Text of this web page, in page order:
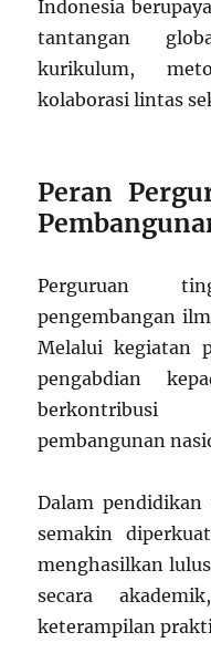
Indonesia
tantangan
kurikulum,
kolaborasi lintas
Peran
Perguruan
pengembangan
Melalui kegiatan
pengabdian
pembangunan
Dalam
semakin
menghasilkan
secara
keterampilan